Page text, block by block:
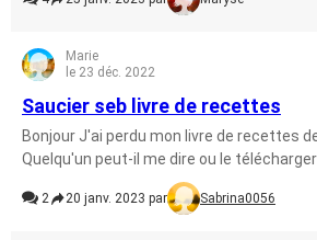
Marie
le 23 déc. 2022
Saucier seb livre de recettes
Bonjour J'ai perdu mon livre de recettes
Quelqu'un peut-il me dire ou le
2 20 janv. 2023 par Sabrina0056